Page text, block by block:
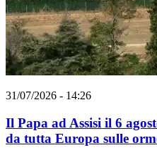
31/07/2026 - 14:26
Il Papa ad Assisi il 6
da tutta Europa sulle